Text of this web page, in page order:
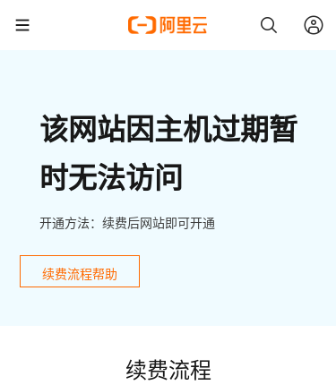
该网站因主机过期暂
时无法访问
开通方法：续费后网站即可开通
续费流程帮助
续费流程